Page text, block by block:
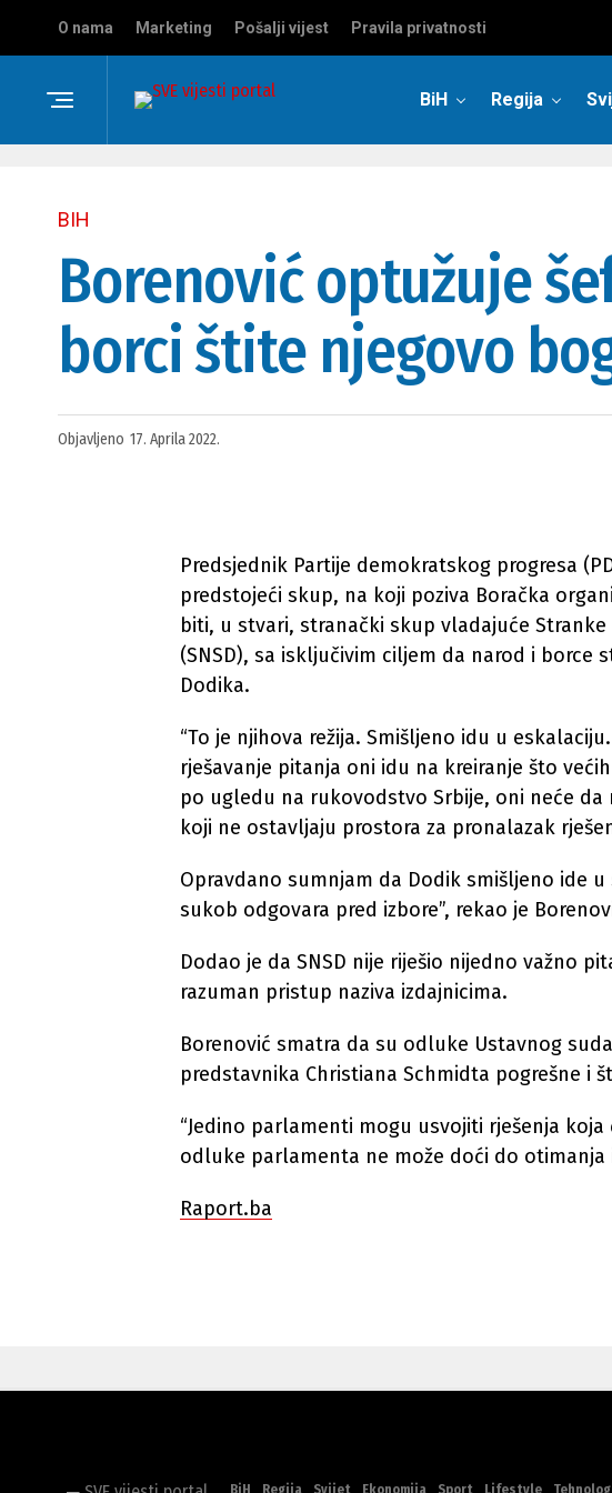
O nama Marketing Pošalji vijest Pravila privatnosti
BiH Regija
BIH
Borenović optužuje
borci štite njegovo
Objavljeno 17. Aprila 2022.
Predsjednik Partije demokratskog progresa
predstojeći skup, na koji poziva Boračka
biti, u stvari, stranački skup vladajuće
(SNSD), sa isključivim ciljem da narod i borce
Dodika.
“To je njihova režija. Smišljeno idu u
rješavanje pitanja oni idu na kreiranje što
po ugledu na rukovodstvo Srbije, oni neće da
koji ne ostavljaju prostora za pronalazak
Opravdano sumnjam da Dodik smišljeno ide
sukob odgovara pred izbore”, rekao je
Dodao je da SNSD nije riješio nijedno važno
razuman pristup naziva izdajnicima.
Borenović smatra da su odluke Ustavnog
predstavnika Christiana Schmidta pogrešne i
“Jedino parlamenti mogu usvojiti rješenja
odluke parlamenta ne može doći do otimanja
Raport.ba
BiH Regija Svijet Ekonomija Sport Lifestyle